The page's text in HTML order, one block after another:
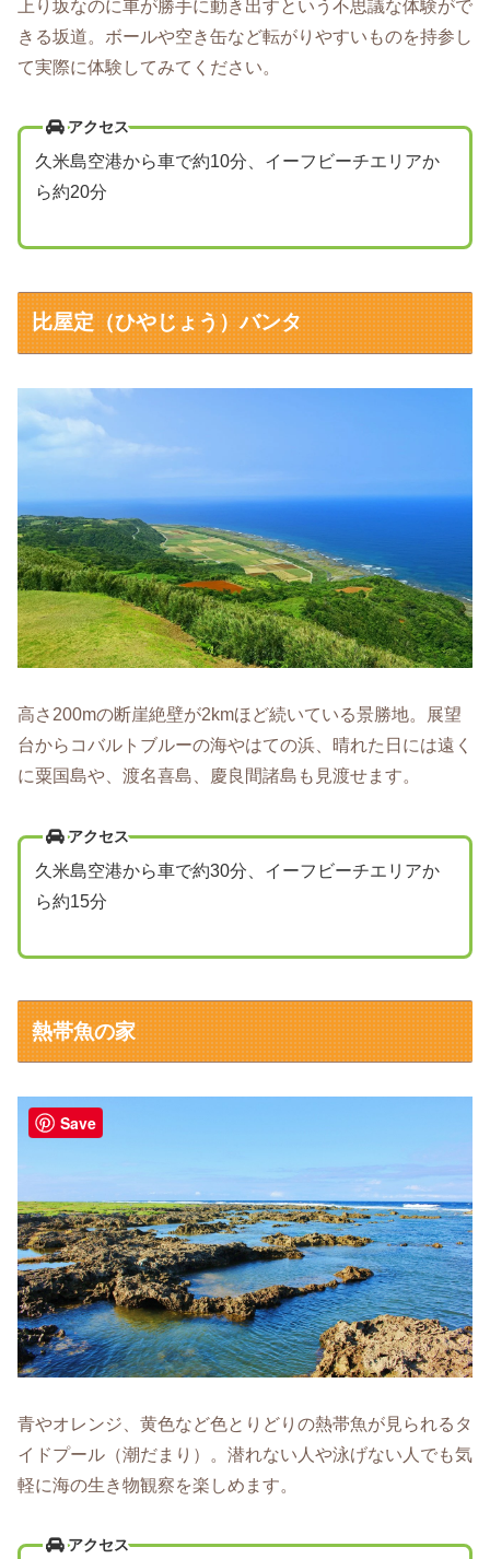
上り坂なのに車が勝手に動き出すという不思議な体験がで
きる坂道。ボールや空き缶など転がりやすいものを持参し
て実際に体験してみてください。
アクセス
久米島空港から車で約10分、イーフビーチエリアか
ら約20分
比屋定（ひやじょう）バンタ
高さ200mの断崖絶壁が2kmほど続いている景勝地。展望
台からコバルトブルーの海やはての浜、晴れた日には遠く
に粟国島や、渡名喜島、慶良間諸島も見渡せます。
アクセス
久米島空港から車で約30分、イーフビーチエリアか
ら約15分
熱帯魚の家
青やオレンジ、黄色など色とりどりの熱帯魚が見られるタ
イドプール（潮だまり）。潜れない人や泳げない人でも気
軽に海の生き物観察を楽しめます。
アクセス
Save